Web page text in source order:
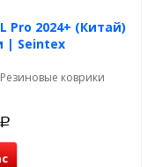
Pro 2024+ (Китай)
| Seintex
коврики
Р